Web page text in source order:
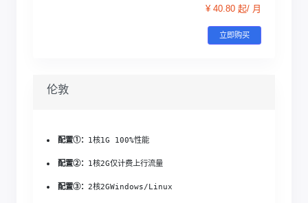
¥ 40.80 起/ 月
立即购买
伦敦
配置①： 1核1G 100%性能
配置②： 1核2G仅计费上行流量
配置③：2核2GWindows/Linux